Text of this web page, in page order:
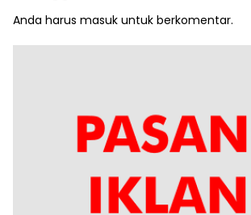
Anda harus masuk untuk berkomentar.